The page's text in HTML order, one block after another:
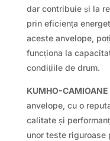
dar contribuie și la
prin eficiența
aceste anvelope,
funcționa la
condițiile de drum.
KUMHO-CAMIOANE
anvelope, cu o
calitate și
unor teste riguroase